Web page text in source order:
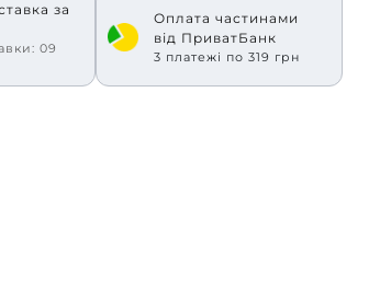
за
09
Оплата частинами
від ПриватБанк
3 платежі по 319 грн